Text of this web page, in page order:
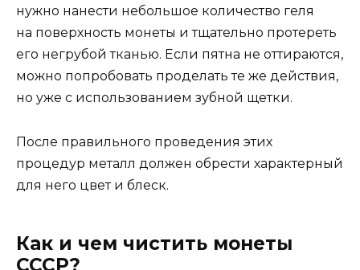
нужно нанести небольшое количество геля
на поверхность монеты и тщательно протереть
его негрубой тканью. Если пятна не оттираются,
можно попробовать проделать те же действия,
но уже с использованием зубной щетки.
После правильного проведения этих
процедур металл должен обрести характерный
для него цвет и блеск.
Как и чем чистить монеты
СССР?